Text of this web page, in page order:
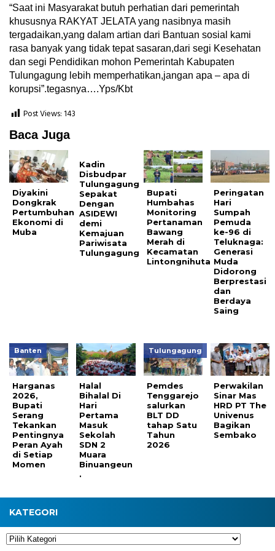
“Saat ini Masyarakat butuh perhatian dari pemerintah
khususnya RAKYAT JELATA yang nasibnya masih
tergadaikan,yang dalam artian dari Bantuan sosial kami
rasa banyak yang tidak tepat sasaran,dari segi Kesehatan
dan segi Pendidikan mohon Pemerintah Kabupaten
Tulungagung lebih memperhatikan,jangan apa – apa di
korupsi”.tegasnya….Yps/Kbt
Post Views: 143
Baca Juga
Diyakini
Dongkrak
Pertumbuhan
Ekonomi di
Muba
Kadin
Disbudpar
Tulungagung
Sepakat
Dengan
ASIDEWI
demi
Kemajuan
Pariwisata
Tulungagung
Bupati
Humbahas
Monitoring
Pertanaman
Bawang
Merah di
Kecamatan
Lintongnihuta
Peringatan
Hari
Sumpah
Pemuda
ke-96 di
Teluknaga:
Generasi
Muda
Didorong
Berprestasi
dan
Berdaya
Saing
Banten
Harganas
2026,
Bupati
Serang
Tekankan
Pentingnya
Peran Ayah
di Setiap
Momen
Halal
Bihalal Di
Hari
Pertama
Masuk
Sekolah
SDN 2
Muara
Binuangeun
.
Tulungagung
Pemdes
Tenggarejo
salurkan
BLT DD
tahap Satu
Tahun
2026
Perwakilan
Sinar Mas
HRD PT The
Univenus
Bagikan
Sembako
KATEGORI
Kategori